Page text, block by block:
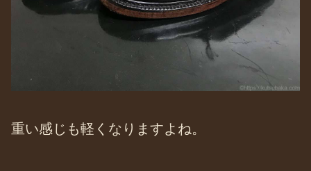
重い感じも軽くなりますよね。